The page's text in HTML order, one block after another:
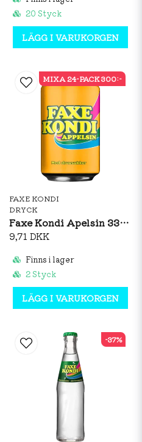
20 Styck
LÄGG I VARUKORGEN
FAXE KONDI
DRYCK
Faxe Kondi Apelsin 330ml
9,71 DKK
Finns i lager
2 Styck
LÄGG I VARUKORGEN
MIXA 24-PACK 300:-
-37%